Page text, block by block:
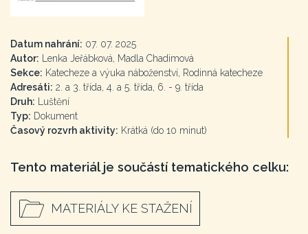
Datum nahrání: 07. 07. 2025
Autor: Lenka Jeřábková, Madla Chadimová
Sekce: Katecheze a výuka náboženství, Rodinná katecheze
Adresáti: 2. a 3. třída, 4. a 5. třída, 6. - 9. třída
Druh: Luštění
Typ: Dokument
Časový rozvrh aktivity: Krátká (do 10 minut)
Tento materiál je součástí tematického celku:
MATERIÁLY KE STAŽENÍ